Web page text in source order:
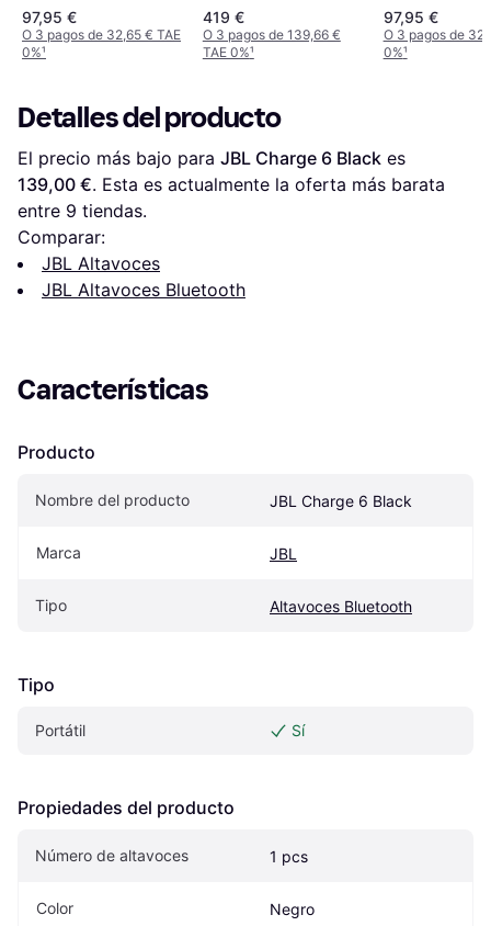
97,95 €
O 3 pagos de 32,65 € TAE
0%¹
419 €
O 3 pagos de 139,66 €
TAE 0%¹
97,95 €
O 3 pagos de
0%¹
Detalles del producto
El precio más bajo para JBL Charge 6 Black
139,00 €. Esta es actualmente la oferta más barata
entre 9 tiendas.
Comparar:
JBL Altavoces
JBL Altavoces Bluetooth
Características
Producto
Nombre del producto JBL Charge 6 Black
Marca JBL
Tipo Altavoces Bluetooth
Tipo
Portátil Sí
Propiedades del producto
Número de altavoces 1 pcs
Color Negro